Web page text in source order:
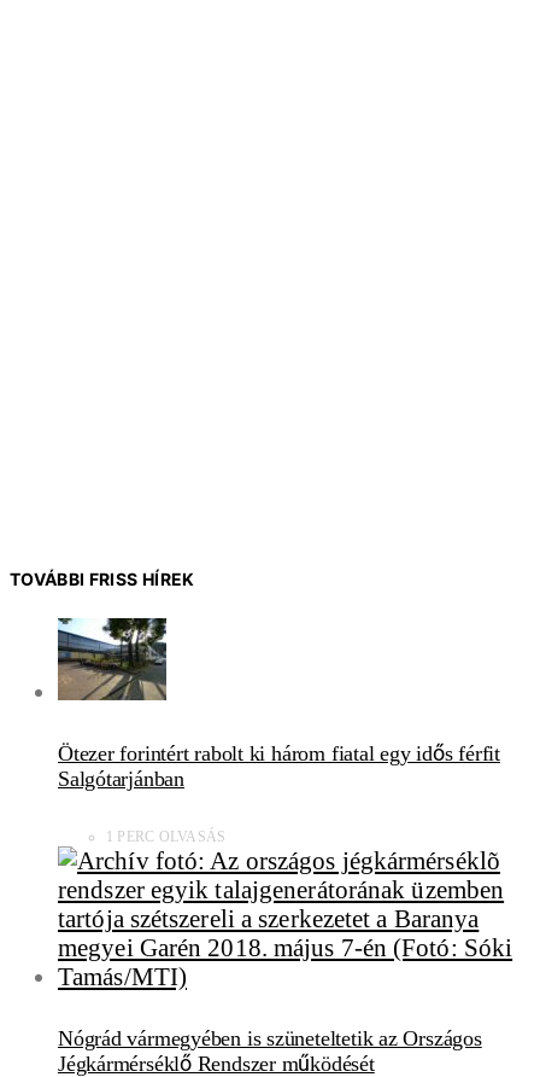
TOVÁBBI FRISS HÍREK
Ötezer forintért rabolt ki három fiatal egy idős férfit
Salgótarjánban
1 PERC OLVASÁS
Nógrád vármegyében is szüneteltetik az Országos
Jégkármérséklő Rendszer működését